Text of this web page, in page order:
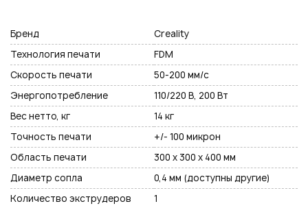
Бренд
Creality
Технология печати
FDM
Скорость печати
50-200 мм/с
Энергопотребление
110/220 В, 200 Вт
Вес нетто, кг
14 кг
Точность печати
+/- 100 микрон
Область печати
300 х 300 х 400 мм
Диаметр сопла
0,4 мм (доступны другие)
Количество экструдеров
1